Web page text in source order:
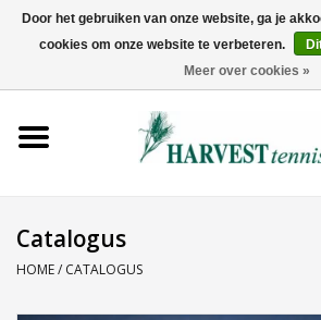
Tenniskleding
Catalogus
HOME/ CATALOGUS
Door het gebruiken van onze website, ga je
cookies om onze website te verbeteren.
Meer over cookies »